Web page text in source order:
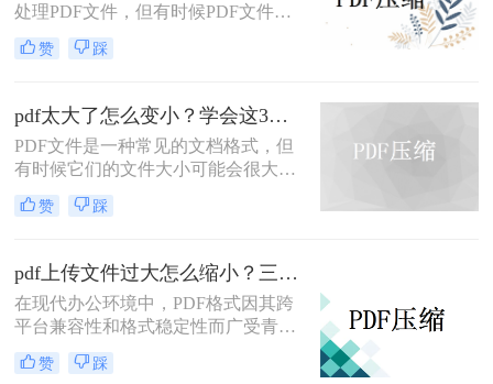
处理PDF文件，但有时候PDF文件过
大，不便于传输和存储。那么怎么压
缩pdf文件大小免费呢？本文将介绍两
赞 踩
pdf太大了怎么变小？学会这3个方法就够了！
PDF文件是一种常见的文档格式，但
有时候它们的文件大小可能会很大，
难以通过电子邮件或其他方式共享。
在这种情况下，大家可以使用以下方
大了怎么变小吧。
赞 踩
pdf上传文件过大怎么缩小？三招助你轻松缩小！
在现代办公环境中，PDF格式因其跨
平台兼容性和格式稳定性而广受青
睐。然而，高清图片、复杂布局和丰
富内容往往导致PDF文件体积庞大，
赞 踩